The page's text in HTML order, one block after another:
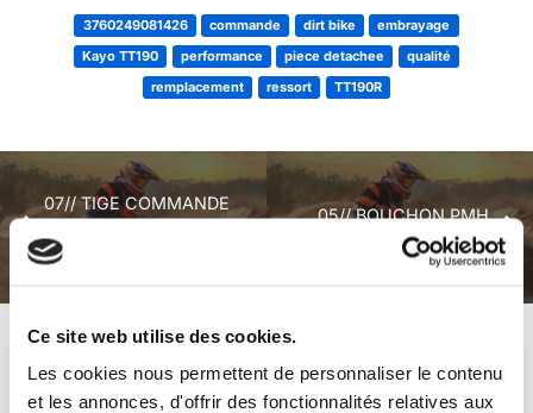
Ce site web utilise des cookies.
Les cookies nous permettent de personnaliser le contenu
et les annonces, d'offrir des fonctionnalités relatives aux
3760249081426 commande dirt bike
embrayage
Kayo TT190
performance piece detachee
qualité
remplacement
ressort TT190R
07// TIGE COMMANDE
TT190
05// BOUCHON PMH
KAYO TT 190
+ de produits